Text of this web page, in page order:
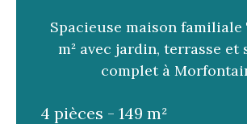
Spacieuse maison familiale
m² avec jardin, terrasse et
complet à
4 pièces - 149 m²
FILTRER